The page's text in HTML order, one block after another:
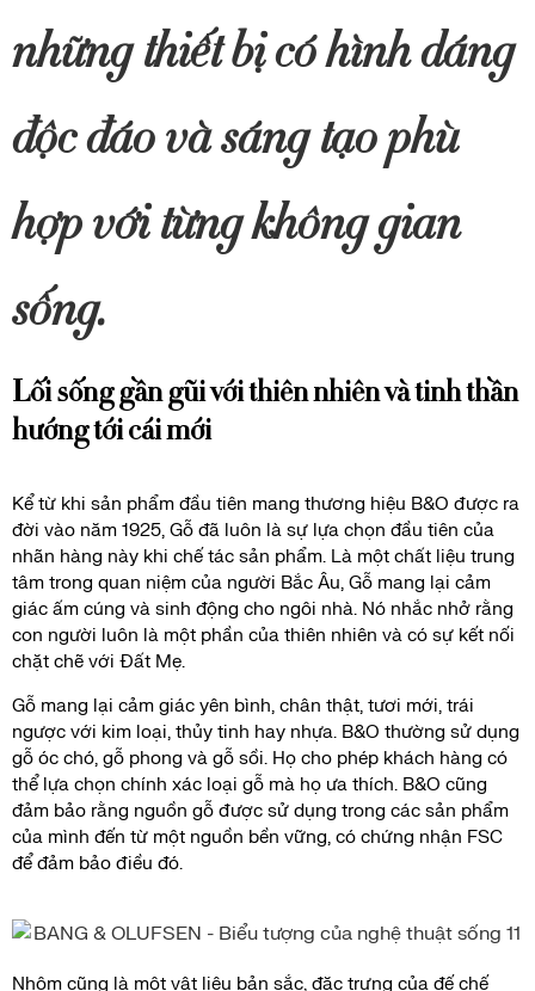
những thiết bị có hình dáng
độc đáo và sáng tạo phù
hợp với từng không gian
sống.
Lối sống gần gũi với thiên nhiên và tinh thần
hướng tới cái mới
Kể từ khi sản phẩm đầu tiên mang thương hiệu B&O được ra
đời vào năm 1925, Gỗ đã luôn là sự lựa chọn đầu tiên của
nhãn hàng này khi chế tác sản phẩm. Là một chất liệu trung
tâm trong quan niệm của người Bắc Âu, Gỗ mang lại cảm
giác ấm cúng và sinh động cho ngôi nhà. Nó nhắc nhở rằng
con người luôn là một phần của thiên nhiên và có sự kết nối
chặt chẽ với Đất Mẹ.
Gỗ mang lại cảm giác yên bình, chân thật, tươi mới, trái
ngược với kim loại, thủy tinh hay nhựa. B&O thường sử dụng
gỗ óc chó, gỗ phong và gỗ sồi. Họ cho phép khách hàng có
thể lựa chọn chính xác loại gỗ mà họ ưa thích. B&O cũng
đảm bảo rằng nguồn gỗ được sử dụng trong các sản phẩm
của mình đến từ một nguồn bền vững, có chứng nhận FSC
để đảm bảo điều đó.
Nhôm cũng là một vật liệu bản sắc, đặc trưng của đế chế